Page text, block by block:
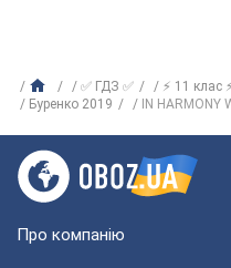
✅ ГДЗ ✅ ⚡ 11 клас
Буренко 2019
IN HARMONY
Про компанію